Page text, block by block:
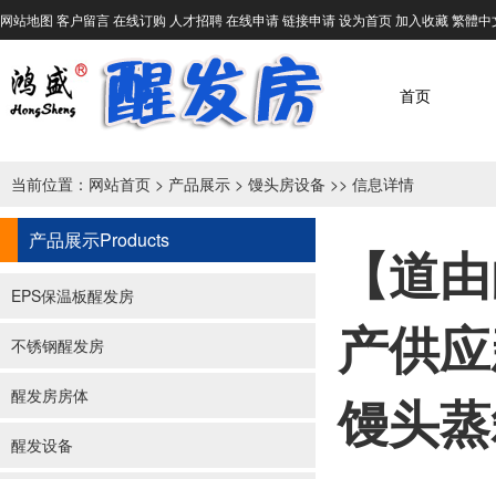
网站地图 客户留言在线订购 人才招聘在线申请链接申请设为首页加入收藏繁體中
首页
当前位置： 网站首页 > 产品展示 > 馒头房设备 >> 信息详情
产品展示Products
EPS保温板醒发房
不锈钢醒发房
醒发房房体
醒发设备
【道
产供
馒头